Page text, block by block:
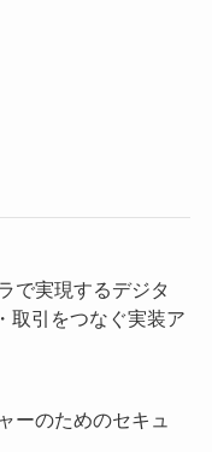
で実現するデジタ
取引をつなぐ実装ア
ーのためのセキュ